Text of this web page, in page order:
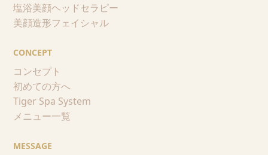
塩浴美顔ヘッドセラピー
美顔造形フェイシャル
CONCEPT
コンセプト
初めての方へ
Tiger Spa System
メニュー一覧
MESSAGE